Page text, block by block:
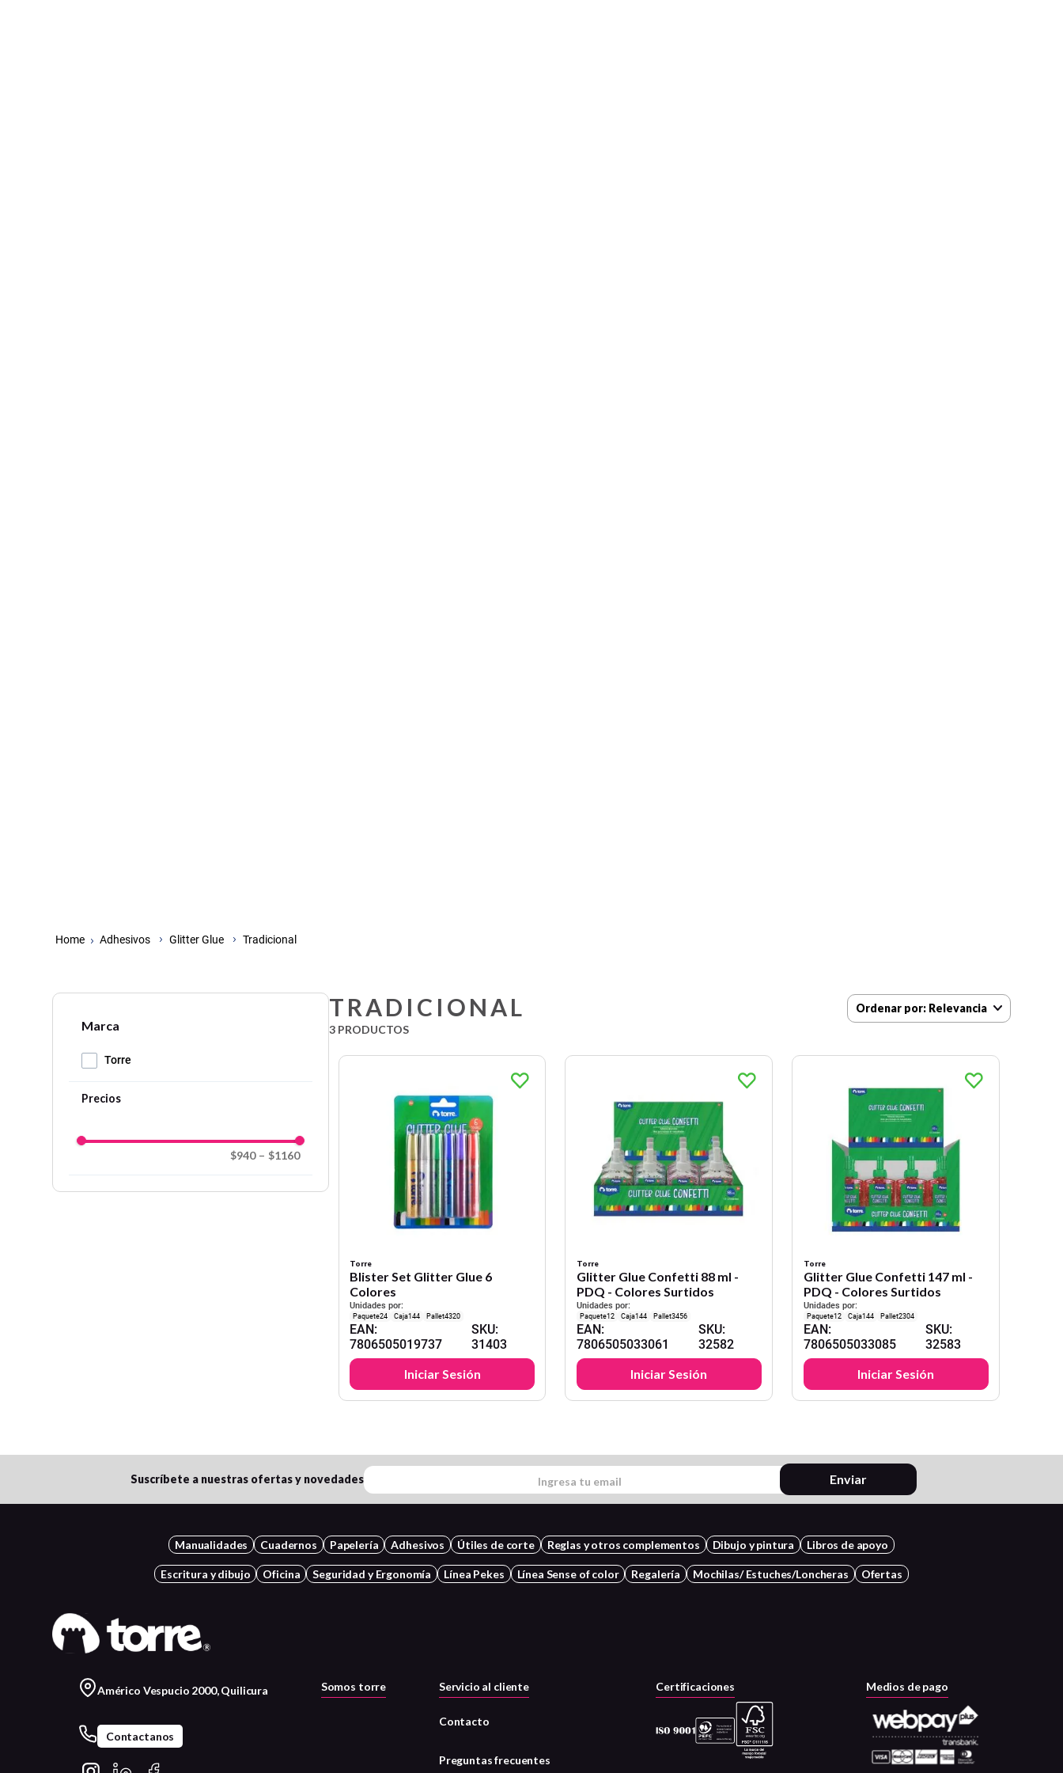
Adhesivos Glitter Glue Tradicional
Marca
Torre
$940 – $1160
TRADICIONAL Ordenar por Relevancia
3 PRODUCTOS
Torre
Blister Set Glitter Glue 6
Colores
Unidades por:
24 144 4320
EAN:
7806505019737
SKU:
31403
Iniciar Sesión
Torre
Glitter Glue Confetti 88 ml -
PDQ - Colores Surtidos
Unidades por:
12 144 3456
EAN:
7806505033061
SKU:
32582
Iniciar Sesión
Torre
Glitter Glue Confetti 147 ml -
PDQ - Colores Surtidos
Unidades por:
12 144 2304
EAN:
7806505033085
SKU:
32583
Iniciar Sesión
Suscríbete a nuestras ofertas y novedades Enviar
Manualidades Cuadernos Papelería Adhesivos Útiles de corte Reglas y otros complementos Dibujo y pintura Libros de apoyo
Escritura y dibujo Oficina Seguridad y Ergonomía Línea Pekes Línea Sense of color Regalería Mochilas/ Estuches/Loncheras Ofertas
Américo Vespucio 2000, Quilicura
Contactanos
Somos torre Servicio al cliente
Contacto
Preguntas frecuentes
Certificaciones Medios de pago